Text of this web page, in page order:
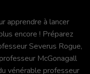
apprendre à lancer
encore ! Préparez
Severus Rogue,
McGonagall
vénérable professeur